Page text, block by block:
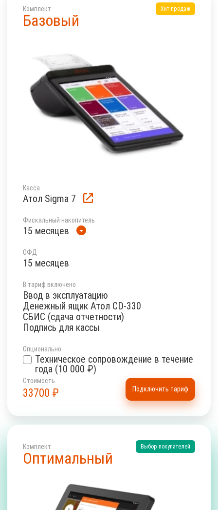
Комплект
Базовый
Хит продаж
Касса
Атол Sigma 7
Фискальный накопитель
15 месяцев
ОФД
15 месяцев
В тариф включено
Ввод в эксплуатацию
Денежный ящик Атол CD-330
СБИС (сдача отчетности)
Подпись для кассы
Опционально
Техническое сопровождение в течение
года (10 000 ₽)
Стоимость
33700 ₽ Подключить тариф
Комплект
Оптимальный
Выбор покупателей